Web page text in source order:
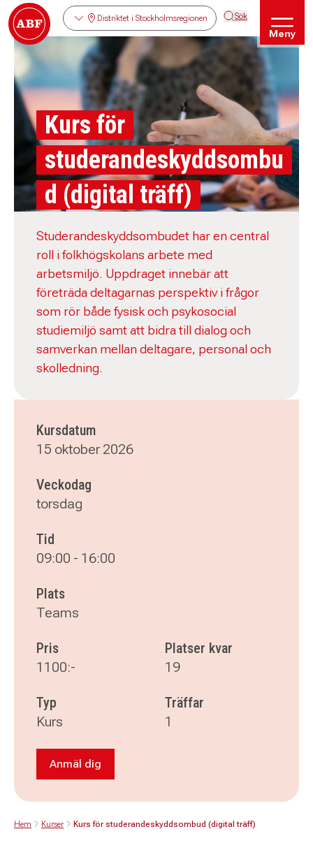
Distriktet i Stockholmsregionen Sök
Meny
Kurs för
studerandeskyddsombu
d (digital träff)
Studerandeskyddsombudet har en central
roll i folkhögskolans arbete med
arbetsmiljö. Uppdraget innebär att
företräda deltagarnas perspektiv i frågor
som rör både fysisk och psykosocial
studiemiljö samt att bidra till dialog och
samverkan mellan deltagare, personal och
skolledning.
Kursdatum
15 oktober 2026
Veckodag
torsdag
Tid
09:00 - 16:00
Plats
Teams
Pris
1100:-
Platser kvar
19
Typ
Kurs
Träffar
1
Anmäl dig till Kurs för
Anmäl dig
Hem Kurser Kurs för studerandeskyddsombud (digital träff)